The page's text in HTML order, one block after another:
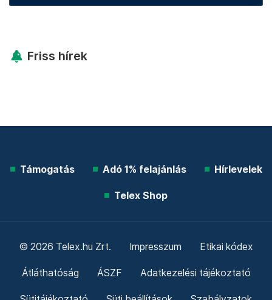
Friss hírek
Támogatás Adó 1% felajánlás Hírlevelek
Telex Shop
© 2026 Telex.hu Zrt. Impresszum Etikai kódex
Átláthatóság ÁSZF Adatkezelési tájékoztató